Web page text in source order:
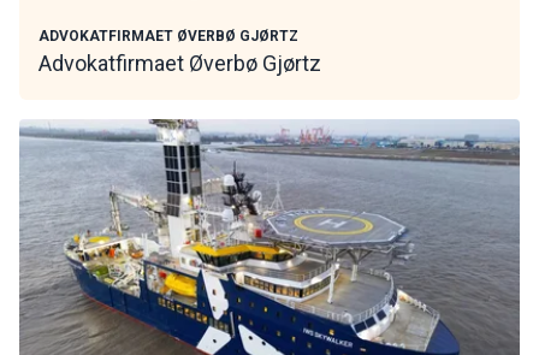
ADVOKATFIRMAET ØVERBØ GJØRTZ
Advokatfirmaet Øverbø Gjørtz